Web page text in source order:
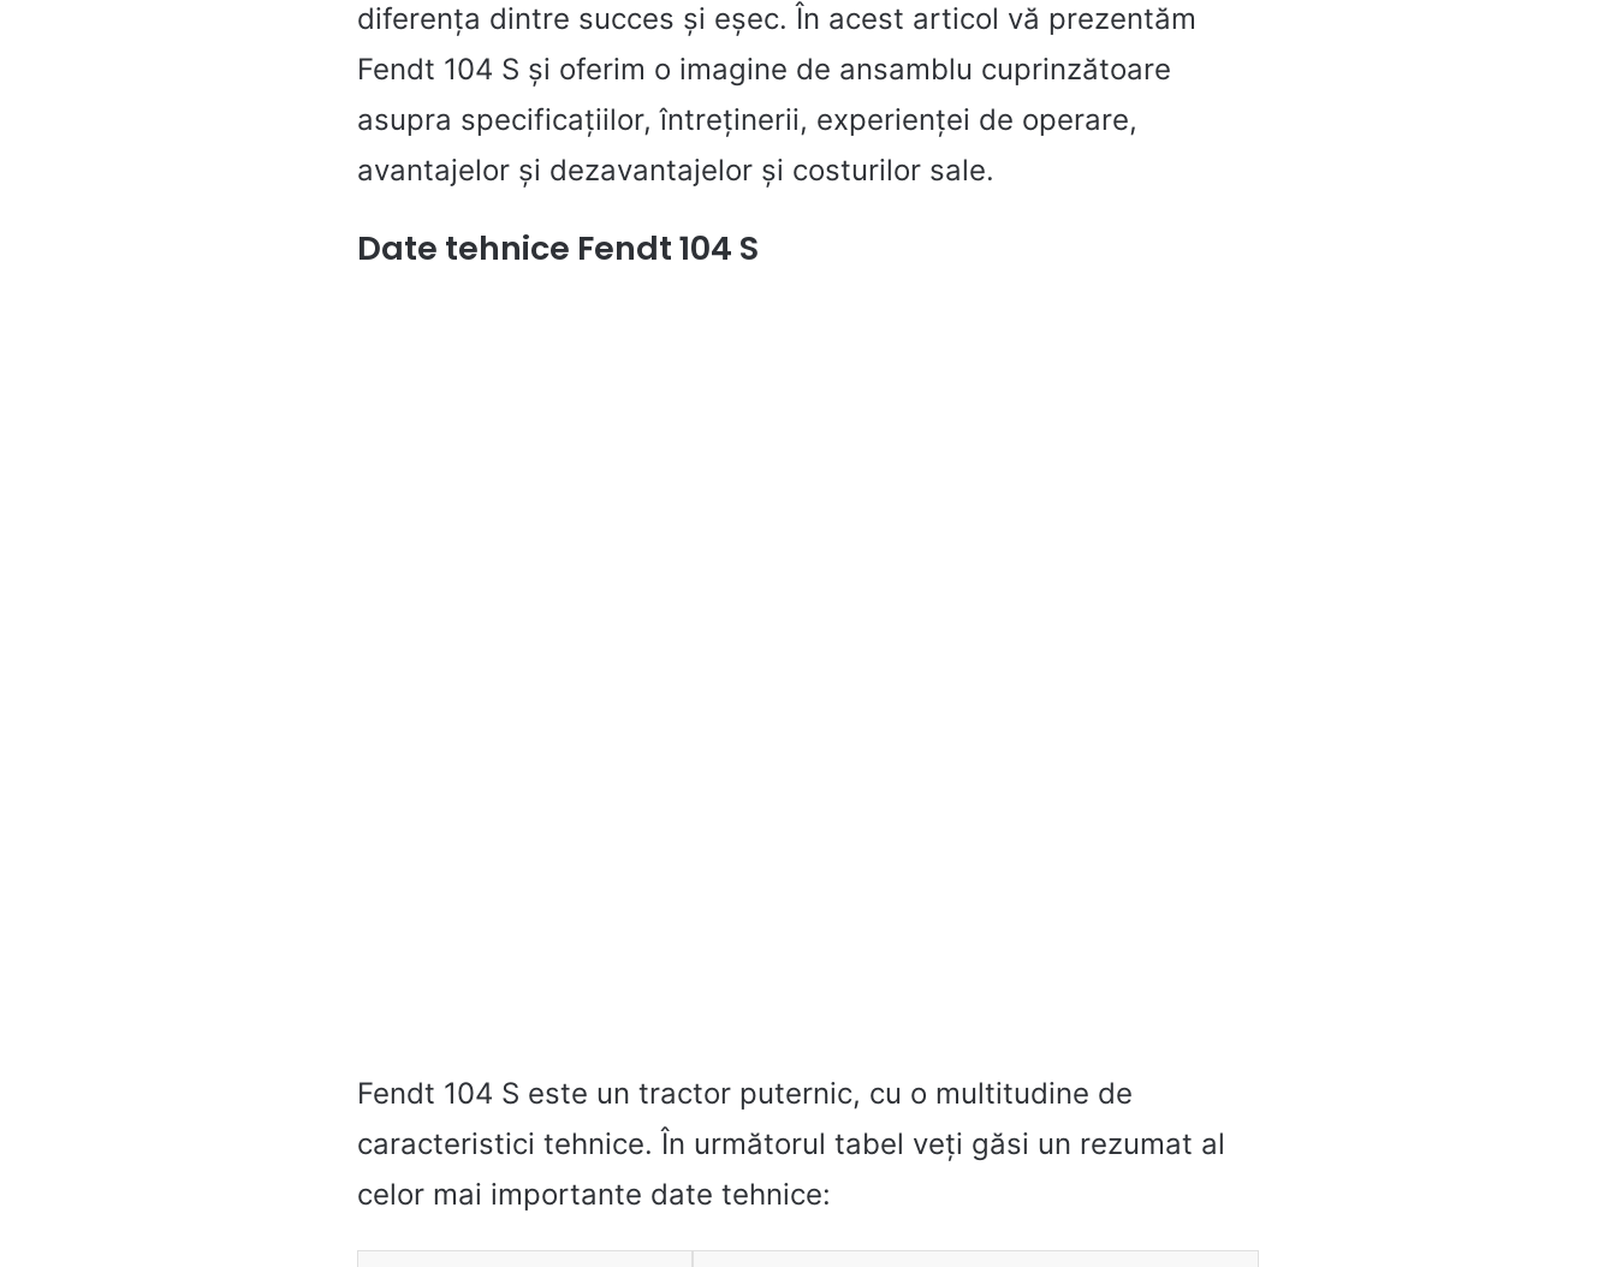
diferența dintre succes și eșec. În acest articol vă prezentăm
Fendt 104 S și oferim o imagine de ansamblu cuprinzătoare
asupra specificațiilor, întreținerii, experienței de operare,
avantajelor și dezavantajelor și costurilor sale.
Date tehnice Fendt 104 S
Fendt 104 S este un tractor puternic, cu o multitudine de
caracteristici tehnice. În următorul tabel veți găsi un rezumat al
celor mai importante date tehnice: